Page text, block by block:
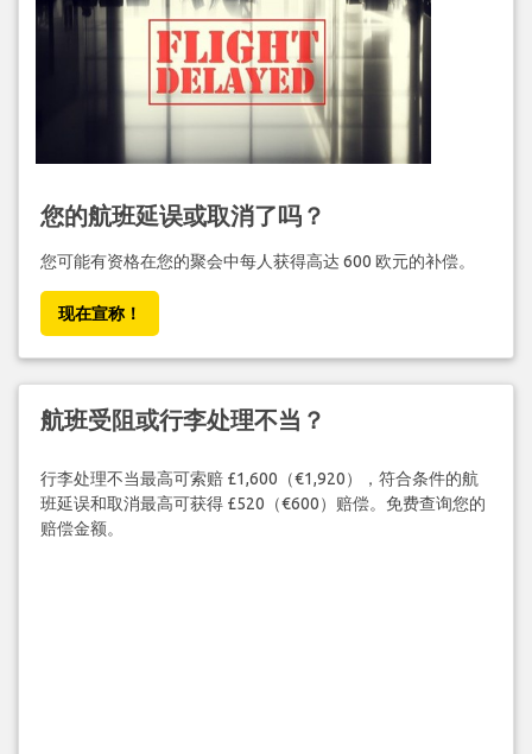
您的航班延误或取消了吗？
您可能有资格在您的聚会中每人获得高达 600 欧元的补偿。
现在宣称！
航班受阻或行李处理不当？
行李处理不当最高可索赔 £1,600（€1,920），符合条件的航
班延误和取消最高可获得 £520（€600）赔偿。免费查询您的
赔偿金额。